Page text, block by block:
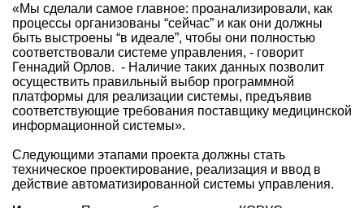
«Мы сделали самое главное: проанализировали, как
процессы организованы “сейчас” и как они должны
быть выстроены “в идеале”, чтобы они полностью
соответствовали системе управления, - говорит
Геннадий Орлов. - Наличие таких данных позволит
осуществить правильный выбор программной
платформы для реализации системы, предъявив
соответствующие требования поставщику медицинской
информационной системы».
Следующими этапами проекта должны стать
техническое проектирование, реализация и ввод в
действие автоматизированной системы управления.